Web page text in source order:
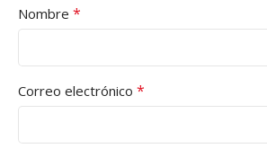
Nombre *
Correo electrónico *